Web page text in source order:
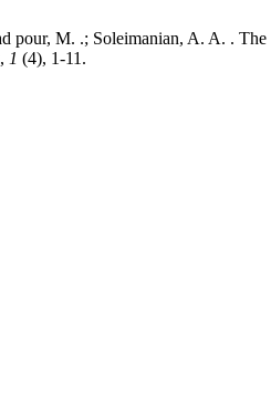
pour, M. .; Soleimanian, A. A. .
, 1 (4), 1-11.